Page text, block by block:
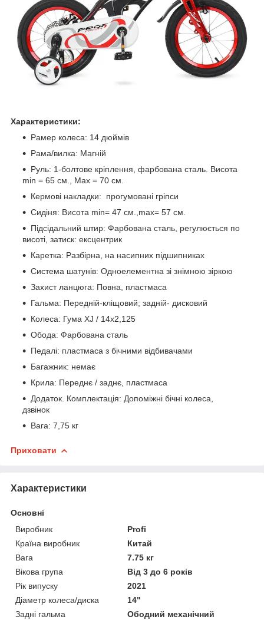
Характеристики:
Рамер колеса: 14 дюймів
Рама/вилка: Магній
Руль: 1-болтове кріплення, фарбована сталь. Висота
min = 65 см., Max = 70 см.
Кермові накладки: прогумовані гріпси
Сидіня: Висота min= 47 см.,max= 57 см.
Підсідальний штир: Фарбована сталь, регулюється по
висоті, затиск: ексцентрик
Каретка: Разбірна, на насипних підшипниках
Система шатунів: Одноелементна зі знімною зіркою
Захист ланцюга: Повна, пластмаса
Гальма: Передній-кліщовий; задній- дисковий
Колеса: Гума XJ / 14х2,125
Обода: Фарбована сталь
Педалі: пластмаса з бічними відбивачами
Багажник: немає
Крила: Переднє / заднє, пластмаса
Додаток. Комплектація: Допоміжні бічні колеса,
дзвінок
Вага: 7,75 кг
Приховати
Характеристики
Основні
Виробник
Profi
Країна виробник
Китай
Вага
7.75 кг
Вікова група
Від 3 до 6 років
Рік випуску
2021
Діаметр колеса/диска
14"
Задні гальма
Ободний механічний